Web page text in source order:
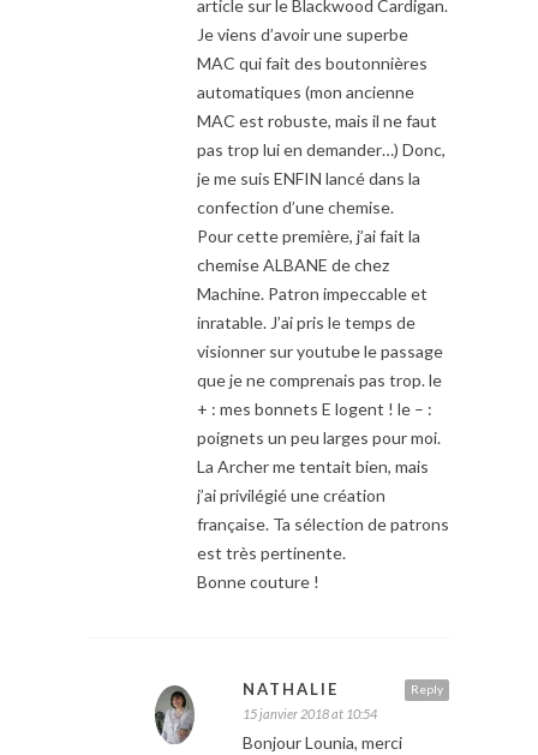
article sur le Blackwood Cardigan.
Je viens d’avoir une superbe
MAC qui fait des boutonnières
automatiques (mon ancienne
MAC est robuste, mais il ne faut
pas trop lui en demander…) Donc,
je me suis ENFIN lancé dans la
confection d’une chemise.
Pour cette première, j’ai fait la
chemise ALBANE de chez
Machine. Patron impeccable et
inratable. J’ai pris le temps de
visionner sur youtube le passage
que je ne comprenais pas trop. le
+ : mes bonnets E logent ! le – :
poignets un peu larges pour moi.
La Archer me tentait bien, mais
j’ai privilégié une création
française. Ta sélection de patrons
est très pertinente.
Bonne couture !
Reply
NATHALIE
15 janvier 2018 at 10:54
Bonjour Lounia, merci